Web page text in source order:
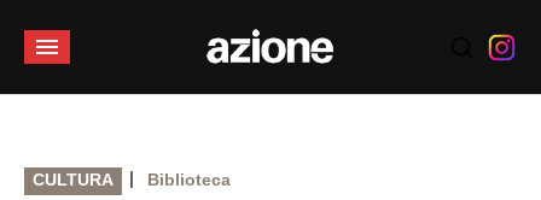
CULTURA | Biblioteca